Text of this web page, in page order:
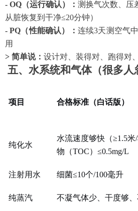
- OQ（运行确认）： 测换气次数、压
从脏恢复到干净≤20分钟）
- PQ（性能确认）： 连续3天测空气
用
> 简单说： 设计对、装得对、跑得对
五、水系统和气体（很多人
项目 合格标准（白话版）
纯化水
水流速度够快（≥1.5米
物（TOC）≤0.5mg/L
注射用水 细菌≤10个/100毫升
纯蒸汽 不凝气体少、干度够